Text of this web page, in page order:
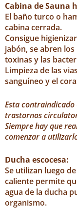
Cabina de Sauna
El baño turco o
cabina cerrada.
Consigue
jabón, se abren
toxinas y las
Limpieza de las
sanguíneo y el
Esta contraindicado
trastornos
Siempre hay que
comenzar a
Ducha escocesa:
Se utilizan luego
caliente permite
agua de la ducha
organismo.